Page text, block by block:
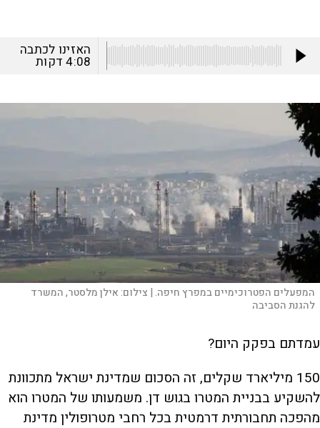
האזינו לכתבה
4:08דקות
המפעלים הפטרוכימיים במפרץ חיפה. | צילום:אילן מלסטר, המשרד
להגנת הסביבה
עמדתם בפקק היום?
150 מיליארד שקלים, זה הסכום שמדינת ישראל מתכוונת
להשקיע בבניית המטרו בגוש דן. משמעותו של המטרו הוא
מהפכה תחבורתית דרמטית בכל רחבי מטרופולין מדינת